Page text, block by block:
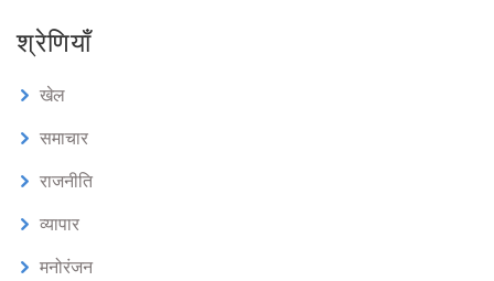
श्रेणियाँ
खेल
समाचार
राजनीति
व्यापार
मनोरंजन